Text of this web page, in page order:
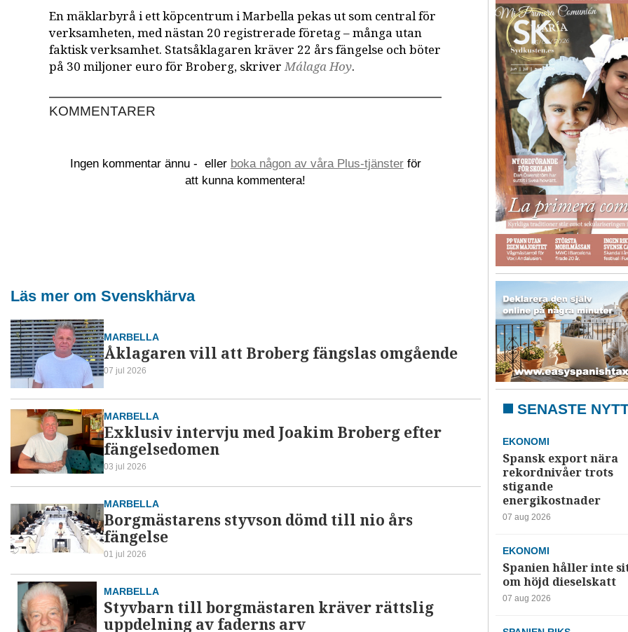
En mäklarbyrå i ett köpcentrum i Marbella pekas ut som central för
verksamheten, med nästan 20 registrerade företag – många utan
faktisk verksamhet. Statsåklagaren kräver 22 års fängelse och böter
på 30 miljoner euro för Broberg, skriverMálaga Hoy.
KOMMENTARER
Ingen kommentar ännu - eller boka någon av våra Plus-tjänsterför
att kunna kommentera!
Läs mer om Svenskhärva
MARBELLA
Åklagaren vill att Broberg fängslas omgående
07 jul 2026
MARBELLA
Exklusiv intervju med Joakim Broberg efter
fängelsedomen
03 jul 2026
MARBELLA
Borgmästarens styvson dömd till nio års
fängelse
01 jul 2026
MARBELLA
Styvbarn till borgmästaren kräver rättslig
uppdelning av faderns arv
SENASTE
EKONOMI
Spansk export nära
rekordnivåer trots
stigande
energikostnader
07 aug 2026
EKONOMI
Spanien håller inte
om höjd dieselskatt
07 aug 2026